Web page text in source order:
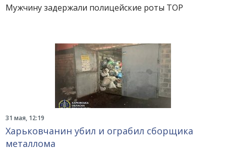
Мужчину задержали полицейские роты ТОР
31 мая, 12:19
Харьковчанин убил и ограбил сборщика
металлома